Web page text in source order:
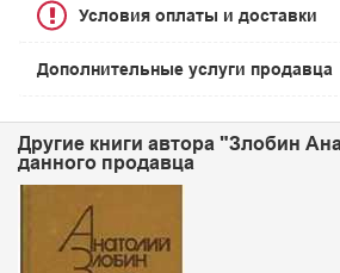
Условия оплаты и доставки
Дополнительные услуги продавца
Другие книги автора "Злобин
данного продавца